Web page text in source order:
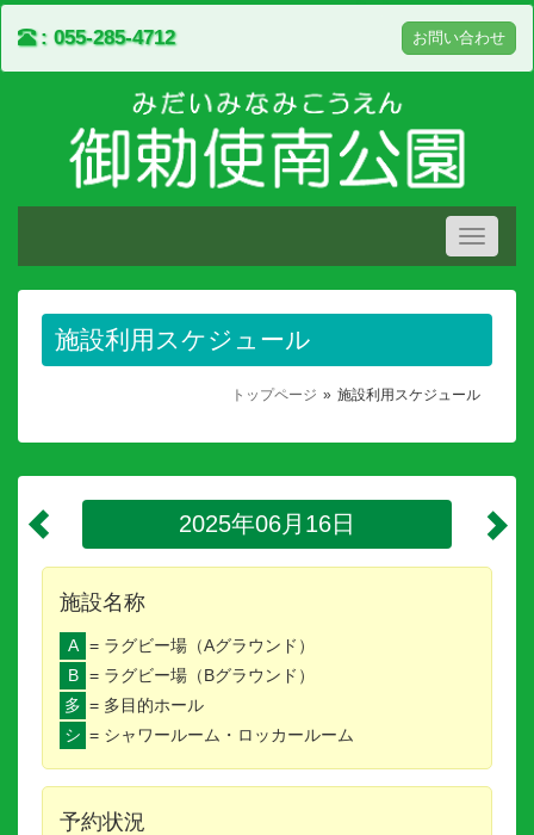
Toggle
055-285-4712 お問い合わせ
施設利用スケジュール
トップページ 施設利用スケジュール
2025年06月16日
施設名称
A = ラグビー場（Aグラウンド）
B = ラグビー場（Bグラウンド）
多 = 多目的ホール
シ = シャワールーム・ロッカールーム
予約状況